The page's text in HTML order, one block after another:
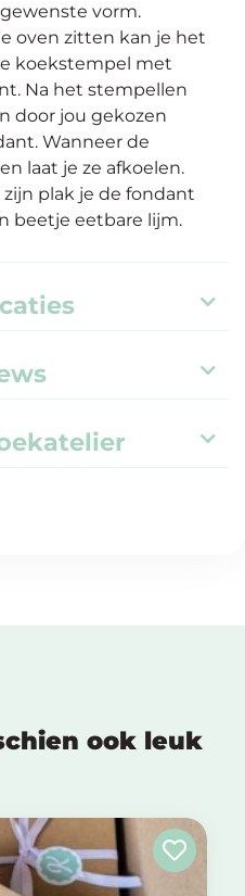
vorm.
oven zitten kan je het
koekstempel met
Na het stempellen
door jou gekozen
Wanneer de
laat je ze afkoelen.
plak je de fondant
beetje eetbare lijm.
ook leuk